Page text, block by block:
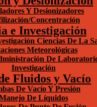
Y Desionizadores
Concentración
e Investigación
Ciencias De La
Meteorológicas
De
Investigación
Fluidos y Vacío
De Vacío Y Presión
De Líquidos